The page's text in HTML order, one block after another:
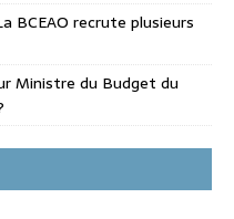
BCEAO recrute plusieurs
Ministre du Budget du